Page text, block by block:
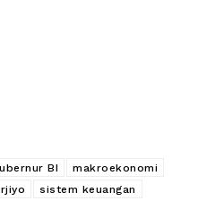
BI
makroekonomi
sistem keuangan